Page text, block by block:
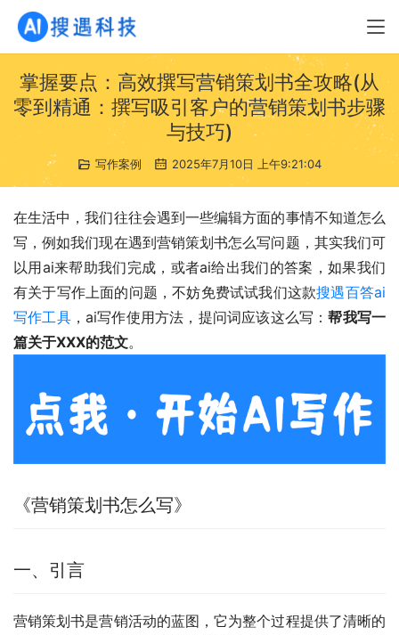
掌握要点：高效撰写营销策划书全攻略(从
零到精通：撰写吸引客户的营销策划书步骤
与技巧)
写作案例 2025年7月10日 上午9:21:04
在生活中，我们往往会遇到一些编辑方面的事情不知道怎么
写，例如我们现在遇到营销策划书怎么写问题，其实我们可
以用ai来帮助我们完成，或者ai给出我们的答案，如果我们
有关于写作上面的问题，不妨免费试试我们这款搜遇百答ai
写作工具，ai写作使用方法，提问词应该这么写：帮我写一
篇关于XXX的范文。
《营销策划书怎么写》
一、引言
营销策划书是营销活动的蓝图，它为整个过程提供了清晰的